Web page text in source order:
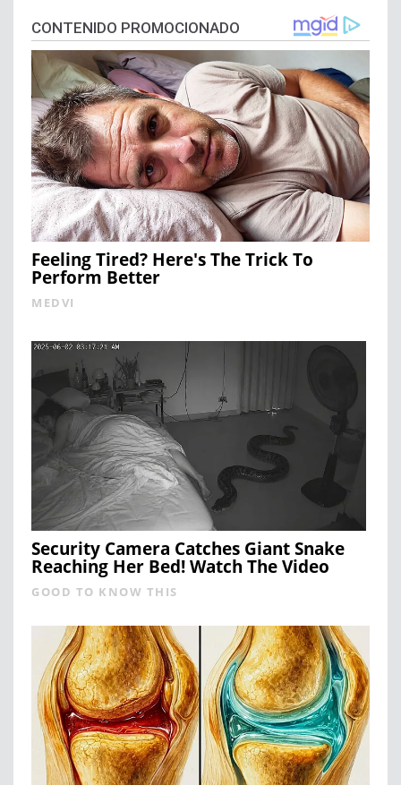
CONTENIDO PROMOCIONADO
Feeling Tired? Here's The Trick To
Perform Better
MEDVI
Security Camera Catches Giant Snake
Reaching Her Bed! Watch The Video
GOOD TO KNOW THIS